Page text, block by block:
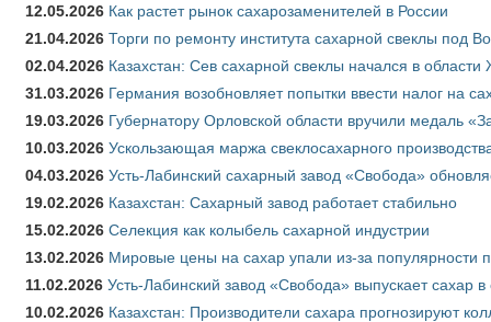
12.05.2026 Как растет рынок сахарозаменителей в России
21.04.2026 Торги по ремонту института сахарной свеклы под
02.04.2026 Казахстан: Сев сахарной свеклы начался в области
31.03.2026 Германия возобновляет попытки ввести налог на
19.03.2026 Губернатору Орловской области вручили медаль
10.03.2026 Ускользающая маржа свеклосахарного
04.03.2026 Усть-Лабинский сахарный завод «Свобода»
19.02.2026 Казахстан: Сахарный завод работает стабильно
15.02.2026 Селекция как колыбель сахарной индустрии
13.02.2026 Мировые цены на сахар упали из-за популярности
11.02.2026 Усть-Лабинский завод «Свобода» выпускает сахар в
10.02.2026 Казахстан: Производители сахара прогнозируют